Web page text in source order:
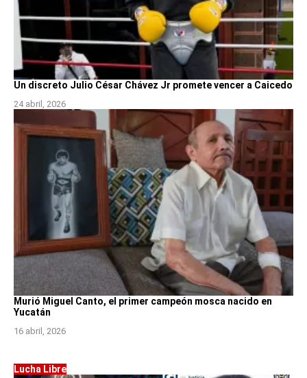
Un discreto Julio César Chávez Jr promete vencer a Caicedo
24 abril, 2026
Murió Miguel Canto, el primer campeón mosca nacido en
Yucatán
16 abril, 2026
Lucha Libre